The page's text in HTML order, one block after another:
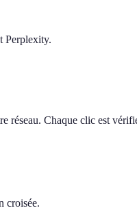
Perplexity.
réseau. Chaque clic est
croisée.